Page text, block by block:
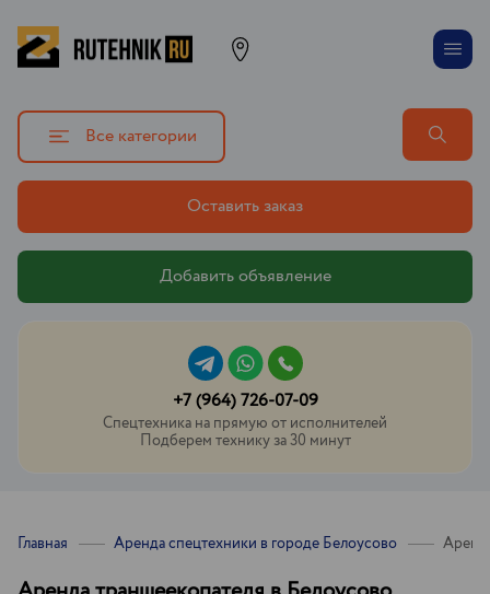
Все категории
Оставить заказ
Добавить объявление
+7 (964) 726-07-09
Спецтехника на прямую от исполнителей
Подберем технику за 30 минут
Главная Аренда спецтехники в городе Белоусово